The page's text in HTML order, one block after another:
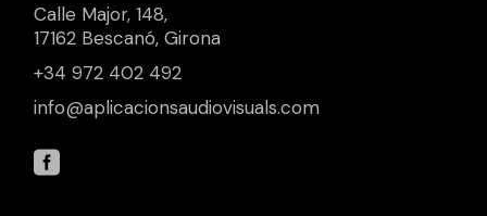
Calle Major, 148,
17162 Bescanó, Girona
+34 972 402 492
info@aplicacionsaudiovisuals.com